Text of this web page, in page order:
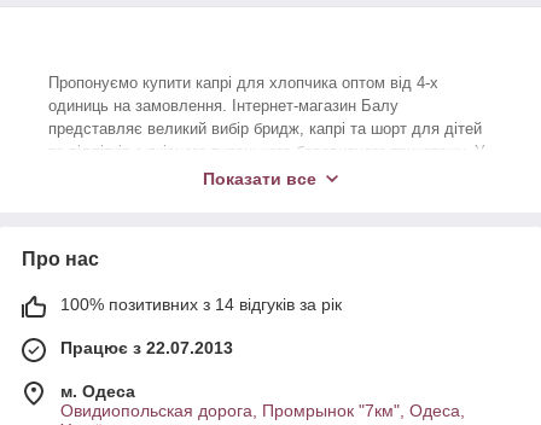
Пропонуємо купити капрі для хлопчика оптом від 4-х
одиниць на замовлення. Інтернет-магазин Балу
представляє великий вибір бридж, капрі та шорт для дітей
та підлітків з якісного турецького бавовняного трикотажу. У
нас – лише найходовіші моделі за ціною великого опту.
Балу!
Зберіть асортимент із високоякісних та стильних моделей
цієї весни та літа! У магазині Балу ви можете замовити
ростовки) за ціною великого опту! Компанія постачає
Показати все
Про нас
100% позитивних з 14 відгуків за рік
Працює з 22.07.2013
м. Одеса
Овидиопольская дорога, Промрынок "7км", Одеса,